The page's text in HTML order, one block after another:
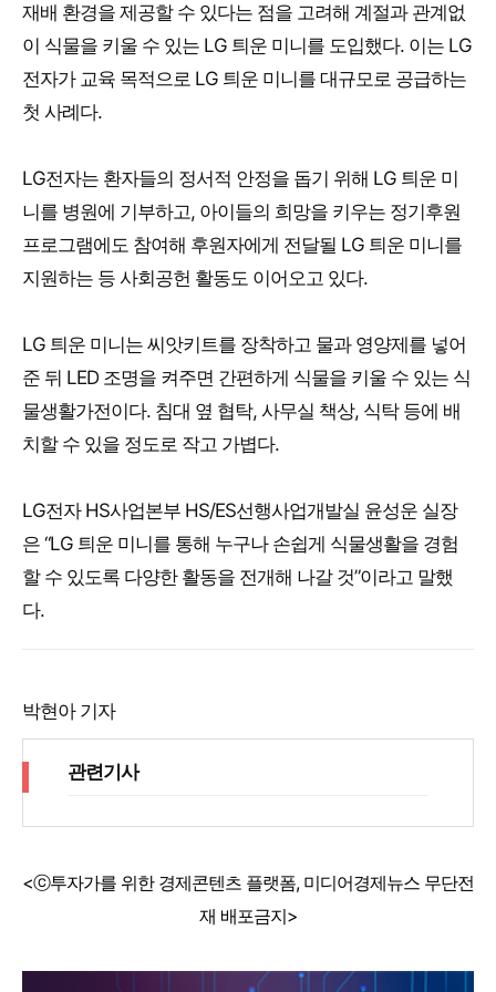
재배 환경을 제공할 수 있다는 점을 고려해 계절과 관계없
이 식물을 키울 수 있는 LG 틔운 미니를 도입했다. 이는 LG
전자가 교육 목적으로 LG 틔운 미니를 대규모로 공급하는
첫 사례다.
LG전자는 환자들의 정서적 안정을 돕기 위해 LG 틔운 미
니를 병원에 기부하고, 아이들의 희망을 키우는 정기후원
프로그램에도 참여해 후원자에게 전달될 LG 틔운 미니를
지원하는 등 사회공헌 활동도 이어오고 있다.
LG 틔운 미니는 씨앗키트를 장착하고 물과 영양제를 넣어
준 뒤 LED 조명을 켜주면 간편하게 식물을 키울 수 있는 식
물생활가전이다. 침대 옆 협탁, 사무실 책상, 식탁 등에 배
치할 수 있을 정도로 작고 가볍다.
LG전자 HS사업본부 HS/ES선행사업개발실 윤성운 실장
은 “LG 틔운 미니를 통해 누구나 손쉽게 식물생활을 경험
할 수 있도록 다양한 활동을 전개해 나갈 것”이라고 말했
다.
박현아 기자
관련기사
<ⓒ투자가를 위한 경제콘텐츠 플랫폼, 미디어경제뉴스 무단전
재 배포금지>